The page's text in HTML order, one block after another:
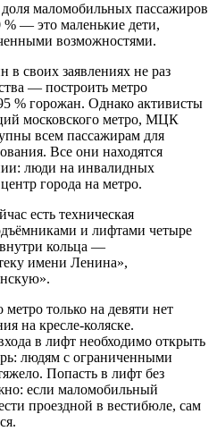
маломобильных пассажиров
% — это маленькие дети,
возможностями.
своих заявлениях не раз
— построить метро
% горожан. Однако активисты
московского метро, МЦК
всем пассажирам для
Все они находятся
люди на инвалидных
города на метро.
есть техническая
и лифтами четыре
кольца —
имени Ленина»,
только на девяти нет
на кресле-коляске.
в лифт необходимо открыть
людям с ограниченными
Попасть в лифт без
если маломобильный
проездной в вестибюле, сам